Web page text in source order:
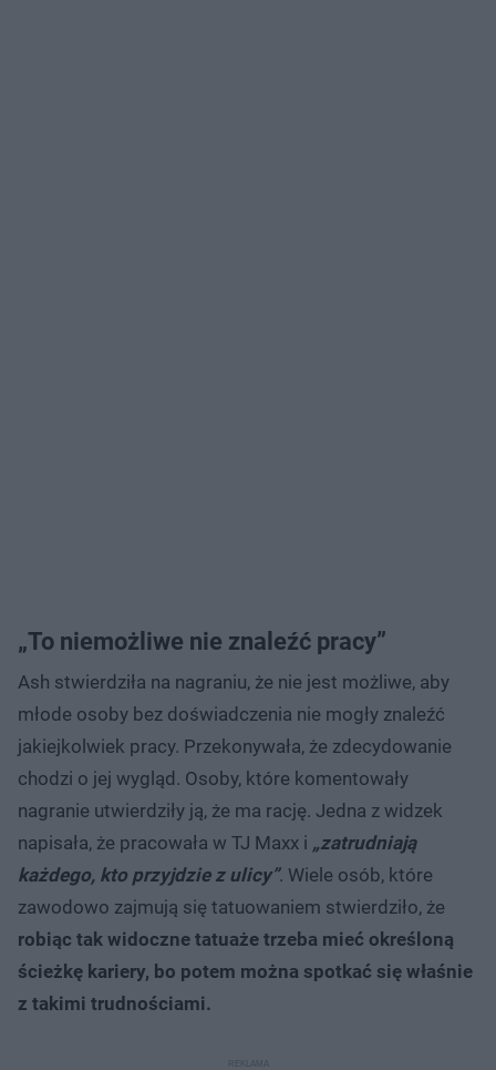
„To niemożliwe nie znaleźć pracy”
Ash stwierdziła na nagraniu, że nie jest możliwe, aby
młode osoby bez doświadczenia nie mogły znaleźć
jakiejkolwiek pracy. Przekonywała, że zdecydowanie
chodzi o jej wygląd. Osoby, które komentowały
nagranie utwierdziły ją, że ma rację. Jedna z widzek
napisała, że pracowała w TJ Maxx i „zatrudniają
każdego, kto przyjdzie z ulicy”. Wiele osób, które
zawodowo zajmują się tatuowaniem stwierdziło, że
robiąc tak widoczne tatuaże trzeba mieć określoną
ścieżkę kariery, bo potem można spotkać się właśnie
z takimi trudnościami.